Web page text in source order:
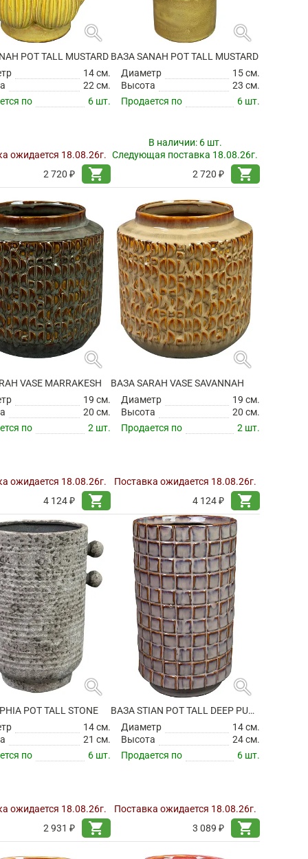
search
POT TALL MUSTARD
14 см.
22 см.
по
6 шт.
ожидается 18.08.26г.
2 720 ₽
shopping_cart
search
ВАЗА SANAH POT TALL MUSTARD
Диаметр
15 см.
Высота
23 см.
Продается по
6 шт.
В наличии: 6 шт.
Следующая поставка 18.08.26г.
2 720 ₽
shopping_cart
search
VASE MARRAKESH
19 см.
20 см.
по
2 шт.
ожидается 18.08.26г.
4 124 ₽
shopping_cart
search
ВАЗА SARAH VASE SAVANNAH
Диаметр
19 см.
Высота
20 см.
Продается по
2 шт.
Поставка ожидается 18.08.26г.
4 124 ₽
shopping_cart
search
POT TALL STONE
14 см.
21 см.
по
6 шт.
ожидается 18.08.26г.
2 931 ₽
shopping_cart
search
ВАЗА STIAN POT TALL DEEP PURPLE
Диаметр
14 см.
Высота
24 см.
Продается по
6 шт.
Поставка ожидается 18.08.26г.
3 089 ₽
shopping_cart